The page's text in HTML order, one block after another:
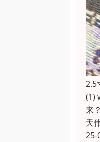
2.5
(1)
来
天
25-